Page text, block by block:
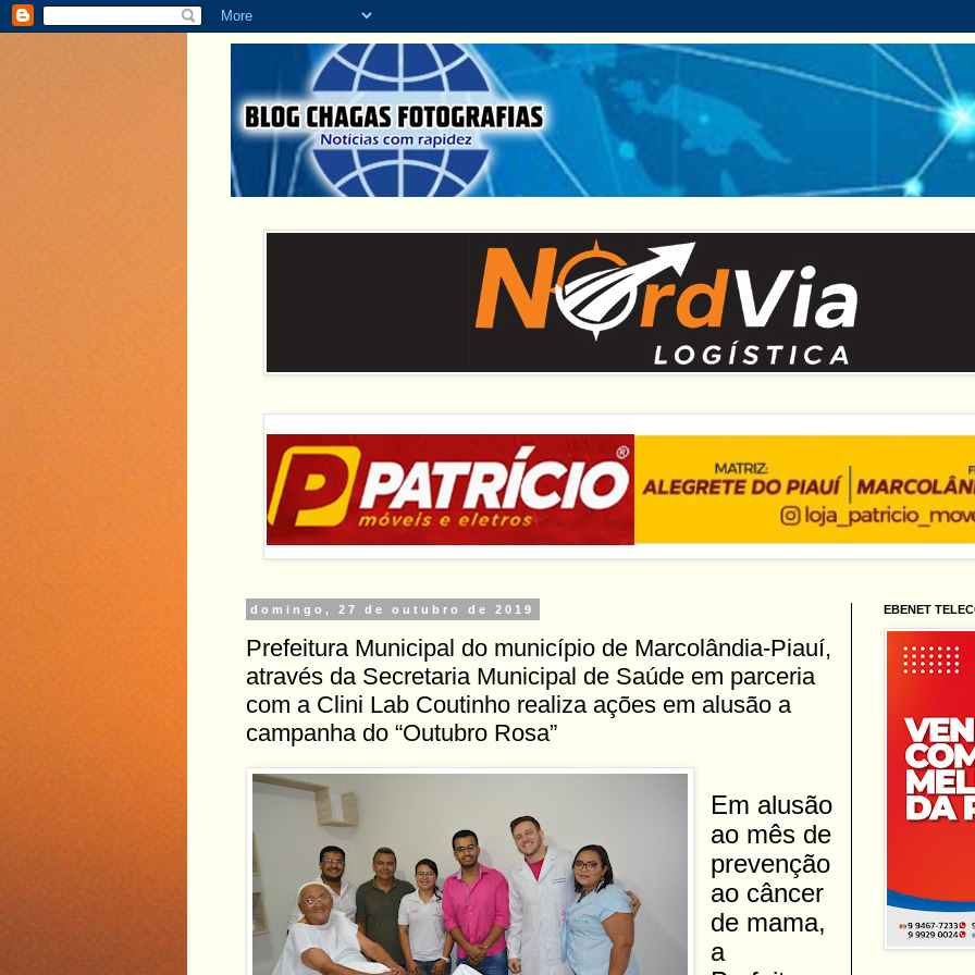
domingo, 27 de outubro de 2019
Prefeitura Municipal do município de Marcolândia-Piauí,
através da Secretaria Municipal de Saúde em parceria
com a Clini Lab Coutinho realiza ações em alusão a
campanha do “Outubro Rosa”
Em alusão
ao mês de
prevenção
ao câncer
de mama,
a
EBENET